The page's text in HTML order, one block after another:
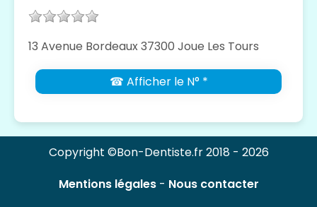
13 Avenue Bordeaux 37300 Joue Les Tours
☎ Afficher le N° *
Copyright ©Bon-Dentiste.fr 2018 - 2026
Mentions légales- Nous contacter